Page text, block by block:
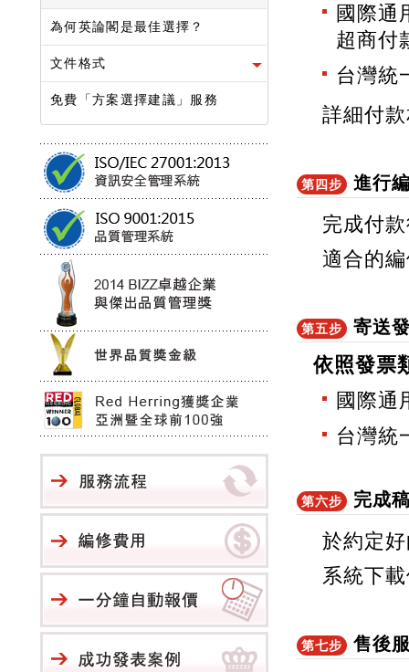
為何英論閣是最佳選擇？
文件格式
免費「方案選擇建議」服務
國際通
超商付
台灣統
詳細付
第四步 進行
完成付
適合的
第五步 寄送
依照發票
國際通
台灣統
第六步 完成
於約定
系統下
第七步 售後